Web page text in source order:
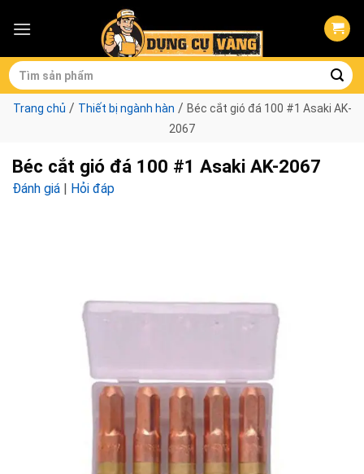
Tìm
kiếm:
Trang chủ / Thiết bị ngành hàn / Béc cắt gió đá 100 #1 Asaki AK-
2067
Béc cắt gió đá 100 #1 Asaki AK-2067
Đánh giá | Hỏi đáp